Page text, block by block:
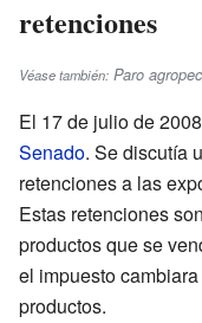
retenciones
Véase también: Paro
El 17 de julio de
Senado. Se discutía
retenciones a las
Estas retenciones
productos que se
el impuesto
productos.